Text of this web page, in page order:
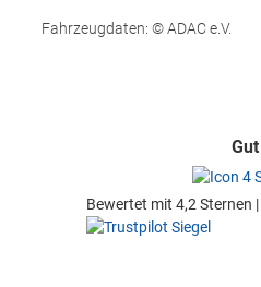
Fahrzeugdaten: © ADAC e.V.
Gut
Bewertet mit 4,2 Sternen |